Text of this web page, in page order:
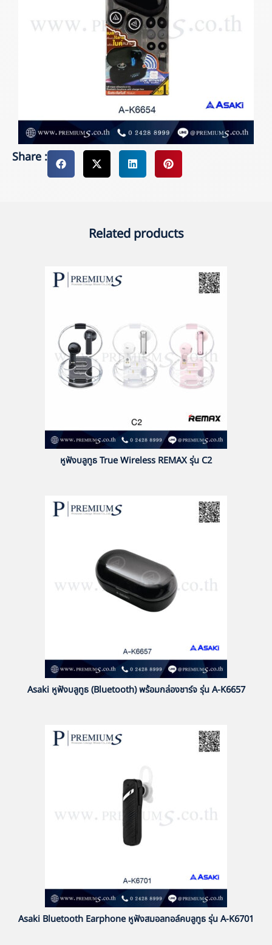
Share :
Related products
หูฟังบลูทูธ True Wireless REMAX รุ่น C2
Asaki หูฟังบลูทูธ (Bluetooth) พร้อมกล่องชาร์จ รุ่น A-K6657
Asaki Bluetooth Earphone หูฟังสมอลทอล์คบลูทูธ รุ่น A-K6701